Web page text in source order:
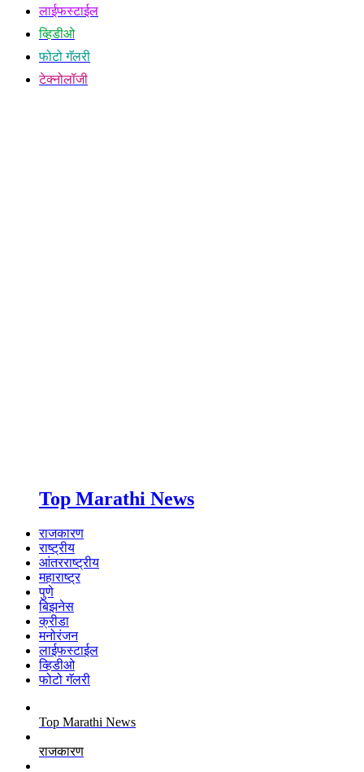
लाईफस्टाईल
व्हिडीओ
फोटो गॅलरी
टेक्नोलॉजी
Top Marathi News
राजकारण
राष्ट्रीय
आंतरराष्ट्रीय
महाराष्ट्र
पुणे
बिझनेस
क्रीडा
मनोरंजन
लाईफस्टाईल
व्हिडीओ
फोटो गॅलरी
Top Marathi News
राजकारण